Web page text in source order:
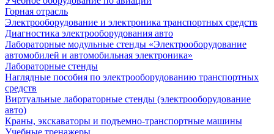
Горная отрасль
Электрооборудование и электроника транспортных средств
Диагностика электрооборудования авто
Лабораторные модульные стенды «Электрооборудование
автомобилей и автомобильная электроника»
Лабораторные стенды
Наглядные пособия по электрооборудованию транспортных
средств
Виртуальные лабораторные стенды (электрооборудование
авто)
Краны, экскаваторы и подъемно-транспортные машины
Учебные тренажеры